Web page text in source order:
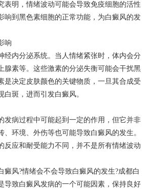
表明，情绪波动可能会导致免疫细胞的活性
响到黑色素细胞的正常功能，为白癜风的发
响
内分泌系统。当人情绪紧张时，体内会分
腺素等。这些激素的分泌失衡可能会干扰黑
是决定皮肤颜色的关键物质，一旦其合成受
白斑，进而引发白癜风。
病过程中可能起到一定的作用，但它并非
、环境、外伤等也可能导致白癜风的发生。
反应和耐受能力不同，并不是所有情绪波动
风?情绪会不会导致白癜风的发生?成都白
导致白癜风发病的一个可能因素，保持良好